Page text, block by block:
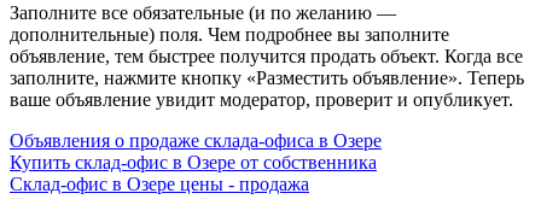
Заполните все обязательные (и по желанию —
дополнительные) поля. Чем подробнее вы заполните
объявление, тем быстрее получится продать объект. Когда все
заполните, нажмите кнопку «Разместить объявление». Теперь
ваше объявление увидит модератор, проверит и опубликует.
Объявления о продаже склада-офиса в Озере
Купить склад-офис в Озере от собственника
Склад-офис в Озере цены - продажа